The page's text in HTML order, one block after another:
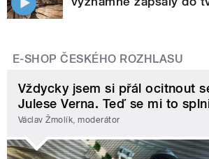
E-SHOP ČESKÉHO ROZHLASU
Vždycky jsem si přál ocitnout
Julese Verna. Teď se mi to
Václav Žmolík, moderátor